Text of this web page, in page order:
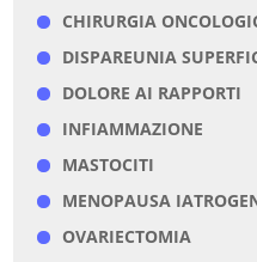
CHIRURGIA
DISPAREUNIA
DOLORE AI RAPPORTI
INFIAMMAZIONE
MASTOCITI
MENOPAUSA
OVARIECTOMIA